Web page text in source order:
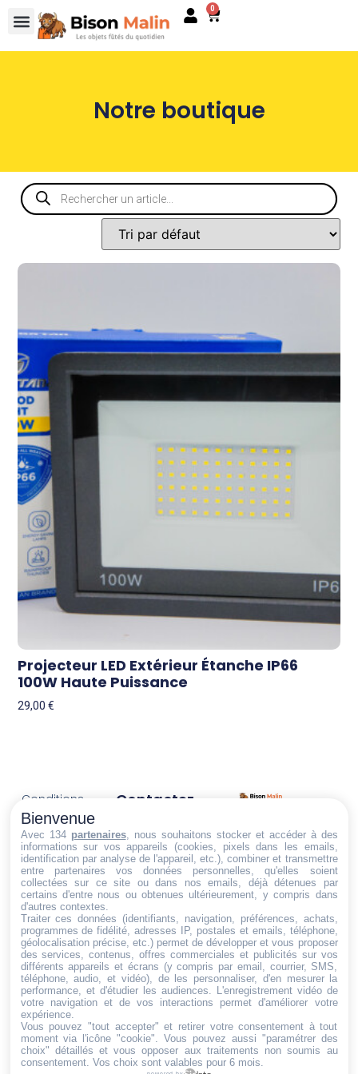
0
Notre boutique
Projecteur LED Extérieur Étanche IP66
100W Haute Puissance
29,00€
Trouvez ce qu'il vous faut,
au bon endroit
Conditions
générales
de vente
Politique de
cookies
Politique de
confidentialité
Mentions
légales
Conditions de
retour et de
remboursement
Droit de
rétractation
Contactez-
Email:
dt@sasbms.fr
Bienvenue
Avec 134 partenaires, nous souhaitons stocker et accéder à des
informations sur vos appareils (cookies, pixels dans les emails,
identification par analyse de l'appareil, etc.), combiner et transmettre
entre partenaires vos données personnelles, qu'elles soient
collectées sur ce site ou dans nos emails, déjà détenues par
certains d'entre nous ou obtenues ultérieurement, y compris dans
d'autres contextes.
Traiter ces données (identifiants, navigation, préférences, achats,
programmes de fidélité, adresses IP, postales et emails, téléphone,
géolocalisation précise, etc.) permet de développer et vous proposer
des services, contenus, offres commerciales et publicités sur vos
différents appareils et écrans (y compris par email, courrier, SMS,
téléphone, audio, et vidéo), de les personnaliser, d'en mesurer la
performance, et d'étudier les audiences. L'enregistrement vidéo de
votre navigation et de vos interactions permet d'améliorer votre
expérience.
Vous pouvez "tout accepter" et retirer votre consentement à tout
moment via l'icône "cookie" . Vous pouvez aussi "paramétrer des
choix" détaillés et vous opposer aux traitements non soumis au
consentement. Vos choix sont valables pour 6 mois.